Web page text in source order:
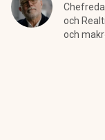
och
och